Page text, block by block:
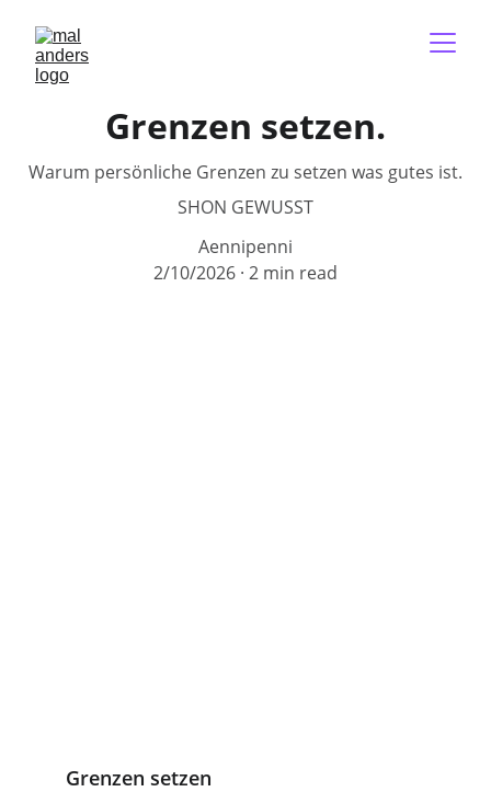
Grenzen setzen.
Warum persönliche Grenzen zu setzen was gutes ist.
SHON GEWUSST
Aennipenni
2/10/2026 2 min read
Grenzen setzen